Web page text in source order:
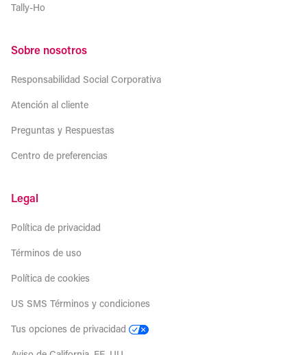
Tally-Ho
Sobre nosotros
Responsabilidad Social Corporativa
Atención al cliente
Preguntas y Respuestas
Centro de preferencias
Legal
Política de privacidad
Términos de uso
Política de cookies
US SMS Términos y condiciones
Tus opciones de privacidad